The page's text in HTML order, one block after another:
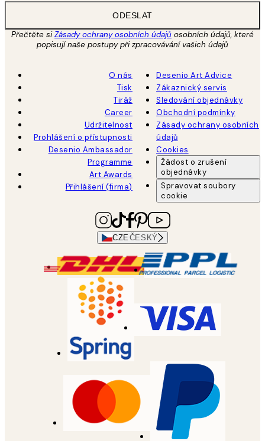
ODESLAT
Přečtěte siZásady ochrany osobních údajů osobních údajů, které
popisují naše postupy při zpracovávání vašich údajů
O nás
Tisk
Tiráž
Career
Udržitelnost
Prohlášení o přístupnosti
Desenio Ambassador
Programme
Art Awards
Přihlášení (firma)
Desenio Art Advice
Zákaznický servis
Sledování objednávky
Obchodní podmínky
Zásady ochrany osobních
údajů
Cookies
Žádost o zrušení
objednávky
Spravovat soubory
cookie
CZEČESKÝ